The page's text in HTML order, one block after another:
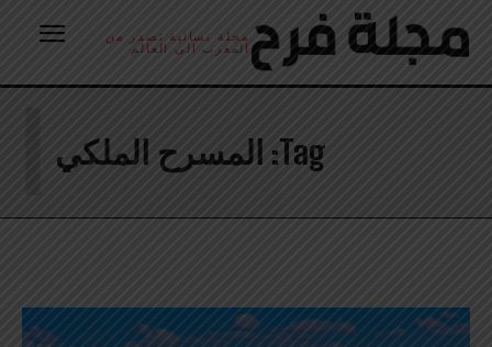
مجلة نسائية تصدر من
المغرب الى العالم
Tag: المسرح الملكي